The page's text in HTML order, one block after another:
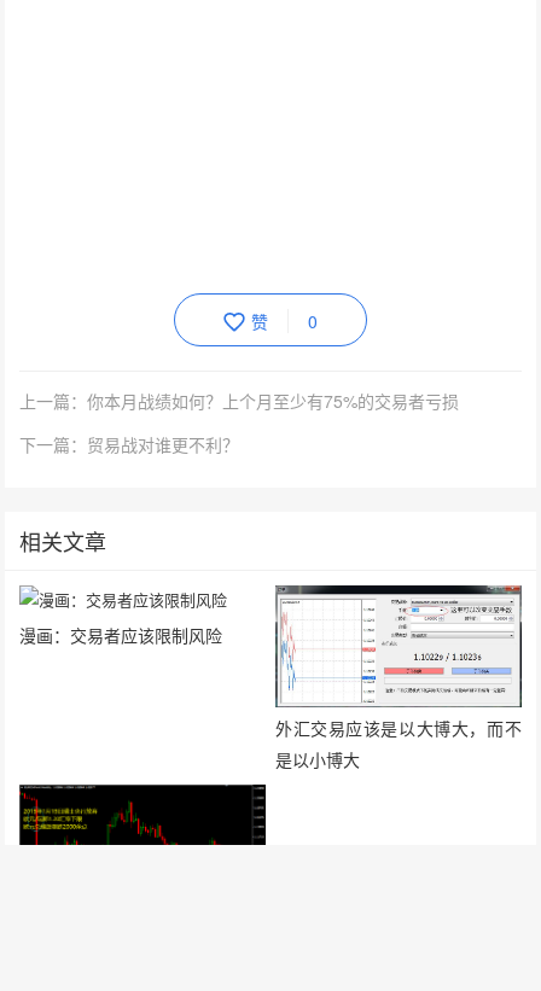
赞 0
上一篇：你本月战绩如何？上个月至少有75%的交易者亏损
下一篇：贸易战对谁更不利？
相关文章
漫画：交易者应该限制风险
外汇交易应该是以大博大，而不
是以小博大